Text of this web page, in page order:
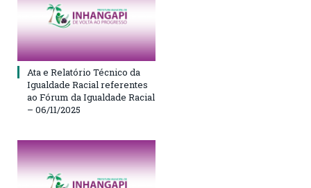
Ata e Relatório Técnico da
Igualdade Racial referentes
ao Fórum da Igualdade Racial
– 06/11/2025